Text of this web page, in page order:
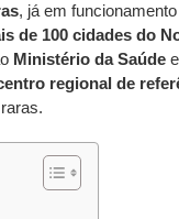
e percepção do
de
, já em
de 100 cidades do
Ministério da Saúde
regional de